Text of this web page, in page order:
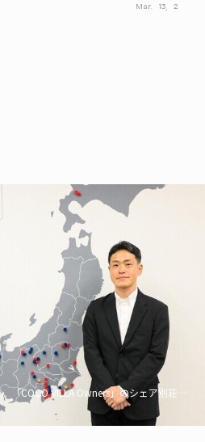
?
きる“負動産
Mar. 13, 2026
「COCO VILLA Owners」のシェア別荘とい